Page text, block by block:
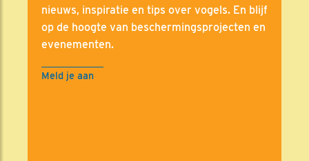
nieuws, inspiratie en tips over vogels. En blijf
op de hoogte van beschermingsprojecten en
evenementen.
Meld je aan